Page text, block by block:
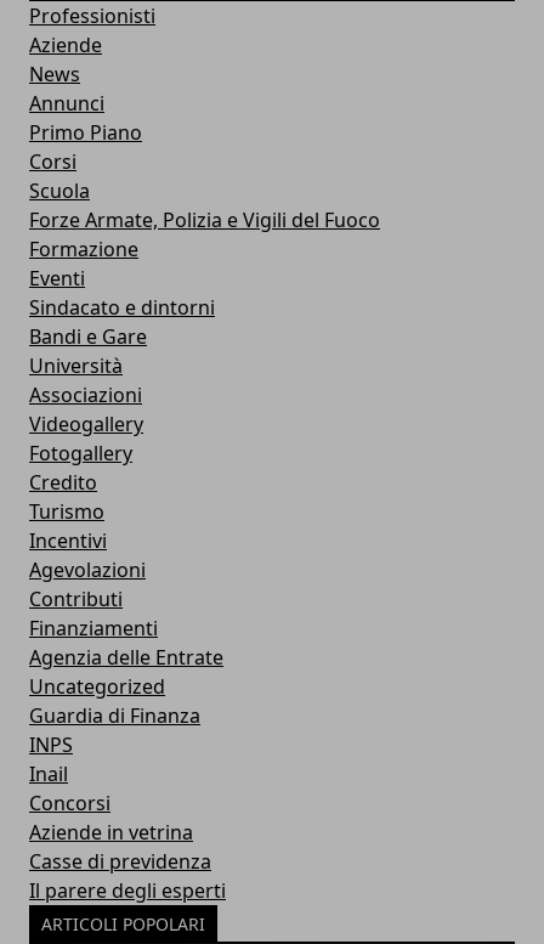
Professionisti
Aziende
News
Annunci
Primo Piano
Corsi
Scuola
Forze Armate, Polizia e Vigili del Fuoco
Formazione
Eventi
Sindacato e dintorni
Bandi e Gare
Università
Associazioni
Videogallery
Fotogallery
Credito
Turismo
Incentivi
Agevolazioni
Contributi
Finanziamenti
Agenzia delle Entrate
Uncategorized
Guardia di Finanza
INPS
Inail
Concorsi
Aziende in vetrina
Casse di previdenza
Il parere degli esperti
ARTICOLI POPOLARI